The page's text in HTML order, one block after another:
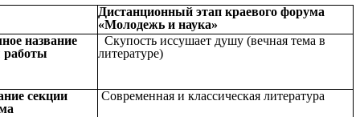
Дистанционный этап краевого форума
«Молодежь и наука»
название
Скупость иссушает душу (вечная тема в
литературе)
секции
Современная и классическая литература